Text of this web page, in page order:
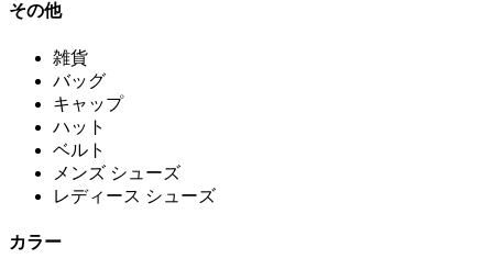
その他
雑貨
バッグ
キャップ
ハット
ベルト
メンズ シューズ
レディース シューズ
カラー